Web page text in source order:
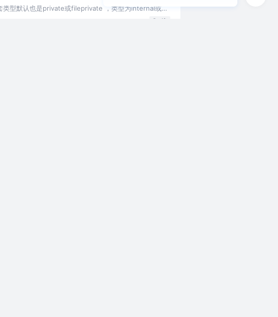
类型默认也是private或fileprivate ，类型为internal或
Swift